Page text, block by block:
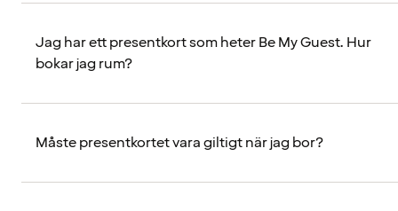
Jag har ett presentkort som heter Be My Guest. Hur
bokar jag rum?
Måste presentkortet vara giltigt när jag bor?